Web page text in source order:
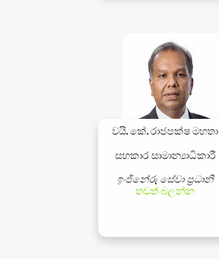
වයි. කේ. රාජපක්ෂ මහතා
සහකාර සාමාන්‍යාධිකාරී
ඉංජිනේරු සේවා ප්‍රධානි
තවත් බලන්න